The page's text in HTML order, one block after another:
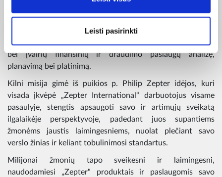
Leisti pasirinkti
kampanija yra unikali ir apima nuolatinį naujos kartos
specialistų vadybininkų mokymą ir įdarbinimą, aukščiausios
kokybės sveikatą stiprinančių produktų gamybą ir platinimą
bei įvairių finansinių ir draudimo paslaugų analizę,
planavimą bei platinimą.
Kilni misija gimė iš puikios p. Philip Zepter idėjos, kuri
visada įkvėpė „Zepter International“ darbuotojus visame
pasaulyje, stengtis apsaugoti savo ir artimųjų sveikatą
ilgalaikėje perspektyvoje, padedant juos supantiems
žmonėms jaustis laimingesniems, nuolat plečiant savo
verslo žinias ir keliant tobulinimosi standartus.
Milijonai žmonių tapo sveikesni ir laimingesni,
naudodamiesi „Zepter“ produktais ir paslaugomis savo